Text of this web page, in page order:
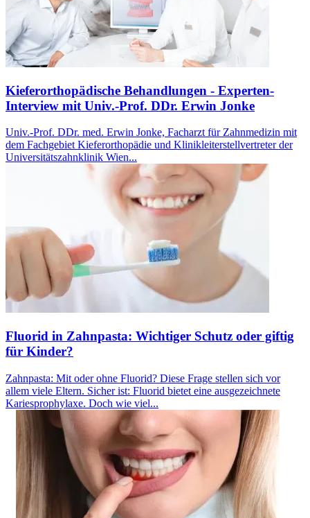
Kieferorthopädische Behandlungen - Experten-
Interview mit Univ.-Prof. DDr. Erwin Jonke
Univ.-Prof. DDr. med. Erwin Jonke, Facharzt für Zahnmedizin mit
dem Fachgebiet Kieferorthopädie und Klinikleiterstellvertreter der
Universitätszahnklinik Wien...
Fluorid in Zahnpasta: Wichtiger Schutz oder giftig
für Kinder?
Zahnpasta: Mit oder ohne Fluorid? Diese Frage stellen sich vor
allem viele Eltern. Sicher ist: Fluorid bietet eine ausgezeichnete
Kariesprophylaxe. Doch wie viel...